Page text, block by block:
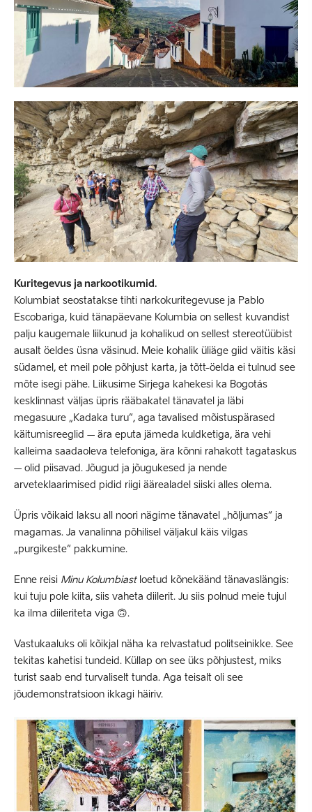
Kuritegevus ja narkootikumid.
Kolumbiat seostatakse tihti narkokuritegevuse ja Pablo
Escobariga, kuid tänapäevane Kolumbia on sellest kuvandist
palju kaugemale liikunud ja kohalikud on sellest stereotüübist
ausalt öeldes üsna väsinud. Meie kohalik üliäge giid väitis käsi
südamel, et meil pole põhjust karta, ja tõtt-öelda ei tulnud see
mõte isegi pähe. Liikusime Sirjega kahekesi ka Bogotás
kesklinnast väljas üpris rääbakatel tänavatel ja läbi
megasuure „Kadaka turu“, aga tavalised mõistuspärased
käitumisreeglid – ära eputa jämeda kuldketiga, ära vehi
kalleima saadaoleva telefoniga, ära kõnni rahakott tagataskus
– olid piisavad. Jõugud ja jõugukesed ja nende
arveteklaarimised pidid riigi äärealadel siiski alles olema.
Üpris võikaid laksu all noori nägime tänavatel „hõljumas“ ja
magamas. Ja vanalinna põhilisel väljakul käis vilgas
„purgikeste“ pakkumine.
Enne reisi Minu Kolumbiastloetud kõnekäänd tänavaslängis:
kui tuju pole kiita, siis vaheta diilerit. Ju siis polnud meie tujul
ka ilma diileriteta viga 🙃.
Vastukaaluks oli kõikjal näha ka relvastatud politseinikke. See
tekitas kahetisi tundeid. Küllap on see üks põhjustest, miks
turist saab end turvaliselt tunda. Aga teisalt oli see
jõudemonstratsioon ikkagi häiriv.